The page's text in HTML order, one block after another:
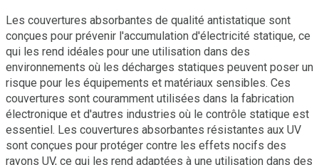
Les couvertures absorbantes de qualité antistatique sont
conçues pour prévenir l'accumulation d'électricité statique, ce
qui les rend idéales pour une utilisation dans des
environnements où les décharges statiques peuvent poser un
risque pour les équipements et matériaux sensibles. Ces
couvertures sont couramment utilisées dans la fabrication
électronique et d'autres industries où le contrôle statique est
essentiel. Les couvertures absorbantes résistantes aux UV
sont conçues pour protéger contre les effets nocifs des
rayons UV, ce qui les rend adaptées à une utilisation dans des